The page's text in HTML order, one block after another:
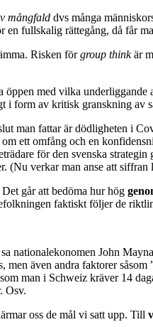
mångfald dvs många
fullskalig rättegång, då får
Risken förgroup thinkär
med vilka
i form av kritisk granskning av
man fattar är dödligheten i
ett omfång och en
för den svenska
(Nu verkar man anse att
går att bedöma hur hög
faktiskt följer de
nationalekonomen John
även andra faktorer
man i Schweiz kräver 14
Osv.
oss de mål vi satt upp. Till